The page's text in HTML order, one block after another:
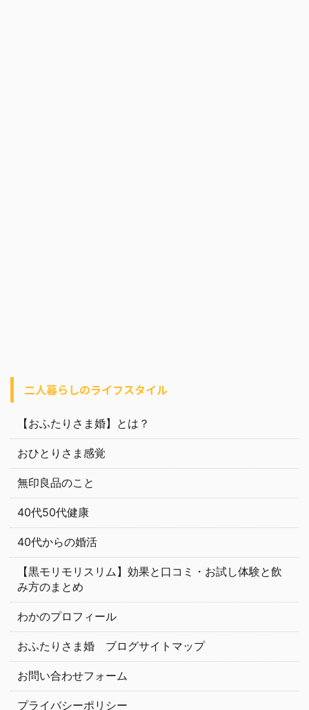
二人暮らしのライフスタイル
【おふたりさま婚】とは？
おひとりさま感覚
無印良品のこと
40代50代健康
40代からの婚活
【黒モリモリスリム】効果と口コミ・お試し体験と飲
み方のまとめ
わかのプロフィール
おふたりさま婚 ブログサイトマップ
お問い合わせフォーム
プライバシーポリシー